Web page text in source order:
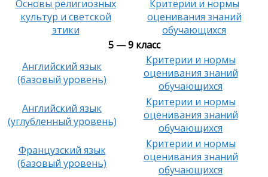
Основы религиозных
культур и светской
этики
Критерии и нормы
оценивания знаний
обучающихся
5 — 9 класс
Английский язык
(базовый уровень)
Критерии и нормы
оценивания знаний
обучающихся
Английский язык
(углубленный уровень)
Критерии и нормы
оценивания знаний
обучающихся
Французский язык
(базовый уровень)
Критерии и нормы
оценивания знаний
обучающихся